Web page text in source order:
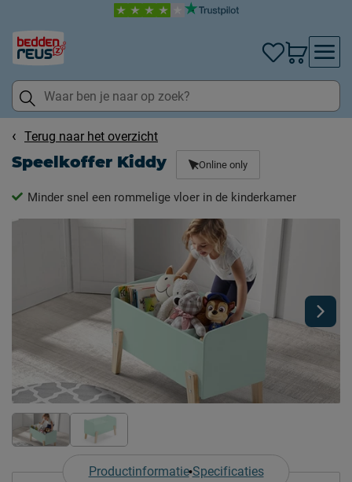
Terug naar het overzicht
Speelkoffer Kiddy Online only
Minder snel een rommelige vloer in de kinderkamer
Productinformatie Specificaties